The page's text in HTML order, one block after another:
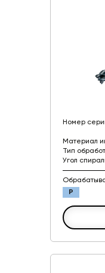
Номер
Материал
Тип
Угол
P